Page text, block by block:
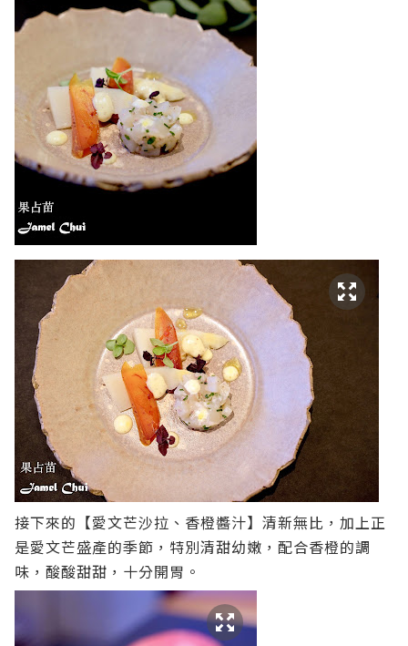
接下來的【愛文芒沙拉、香橙醬汁】清新無比，加上正
是愛文芒盛產的季節，特別清甜幼嫩，配合香橙的調
味，酸酸甜甜，十分開胃。